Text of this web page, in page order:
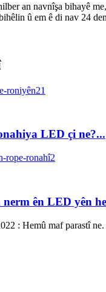
an navnîşa bihayê
û em ê di nav 24
LED çi ne?...
nerm ên LED yên
: Hemû maf parastî ne.